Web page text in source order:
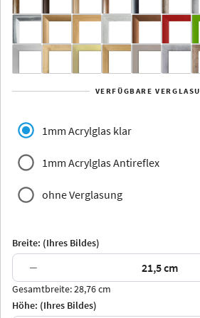
Yukon Alaska
Jersey Dauphine
Arran Luzern
VERFÜGBARE
1mm Acrylglas klar
1mm Acrylglas Antireflex
ohne Verglasung
Breite: (Ihres Bildes)
−
Gesamtbreite: 28,76 cm
Höhe: (Ihres Bildes)